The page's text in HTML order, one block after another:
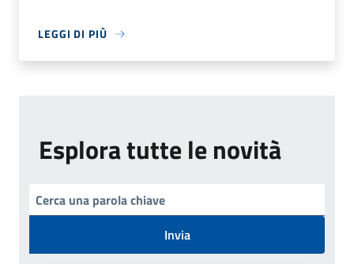
LEGGI DI PIÙ
Esplora tutte le novità
Invia